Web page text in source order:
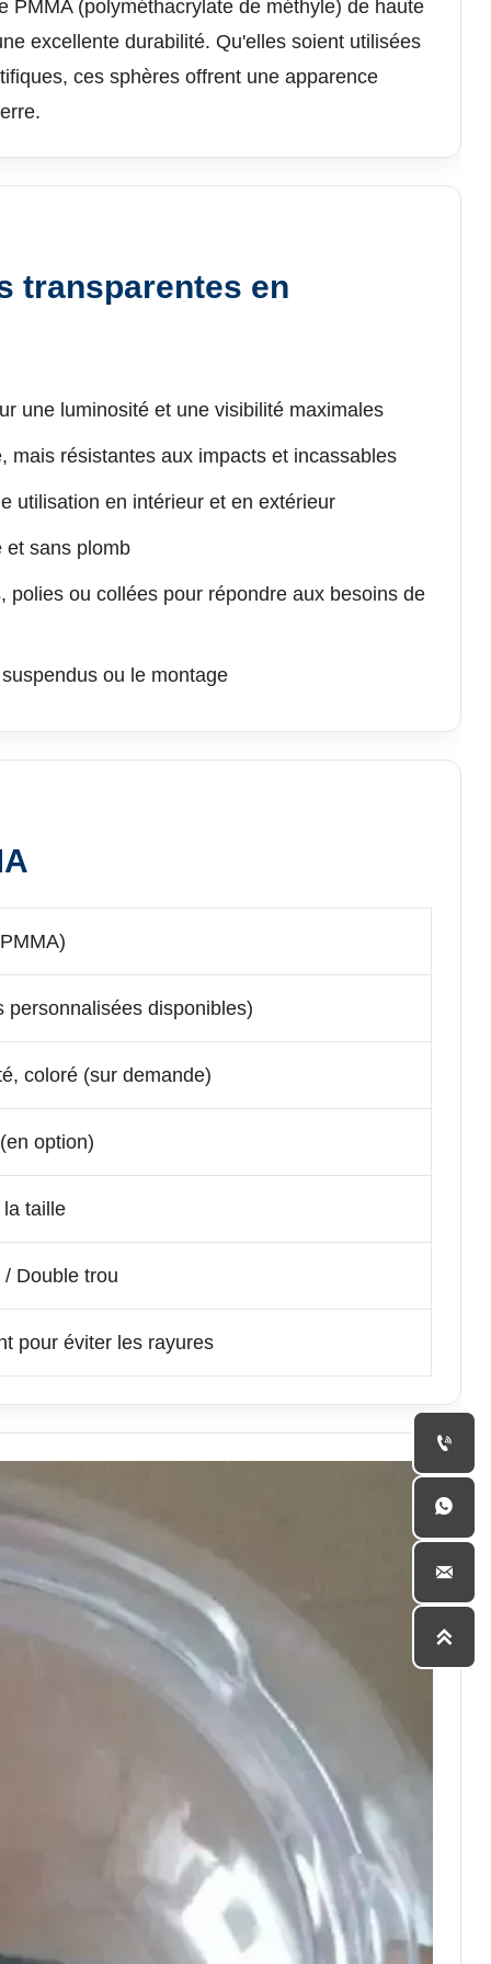
(polyméthacrylate de méthyle) de haute
excellente durabilité. Qu'elles soient utilisées
ces sphères offrent une apparence
transparentes en
une luminosité et une visibilité maximales
mais résistantes aux impacts et incassables
utilisation en intérieur et en extérieur
et sans plomb
polies ou collées pour répondre aux besoins de
ou le montage
personnalisées disponibles)
coloré (sur demande)
option)
taille
Double trou
pour éviter les rayures



